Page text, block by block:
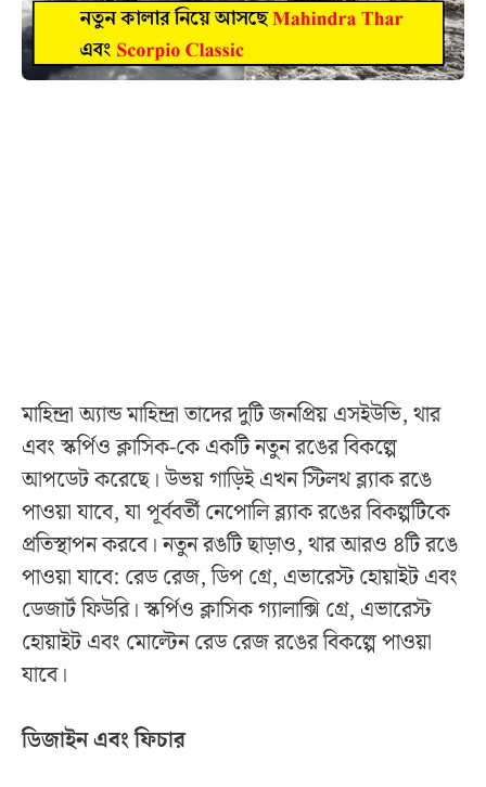
মাহিন্দ্রা অ্যান্ড মাহিন্দ্রা তাদের দুটি জনপ্রিয় এসইউভি, থার
এবং স্কর্পিও ক্লাসিক-কে একটি নতুন রঙের বিকল্পে
আপডেট করেছে। উভয় গাড়িই এখন স্টিলথ ব্ল্যাক রঙে
পাওয়া যাবে, যা পূর্ববর্তী নেপোলি ব্ল্যাক রঙের বিকল্পটিকে
প্রতিস্থাপন করবে। নতুন রঙটি ছাড়াও, থার আরও ৪টি রঙে
পাওয়া যাবে: রেড রেজ, ডিপ গ্রে, এভারেস্ট হোয়াইট এবং
ডেজার্ট ফিউরি। স্কর্পিও ক্লাসিক গ্যালাক্সি গ্রে, এভারেস্ট
হোয়াইট এবং মোল্টেন রেড রেজ রঙের বিকল্পে পাওয়া
যাবে।
ডিজাইন এবং ফিচার